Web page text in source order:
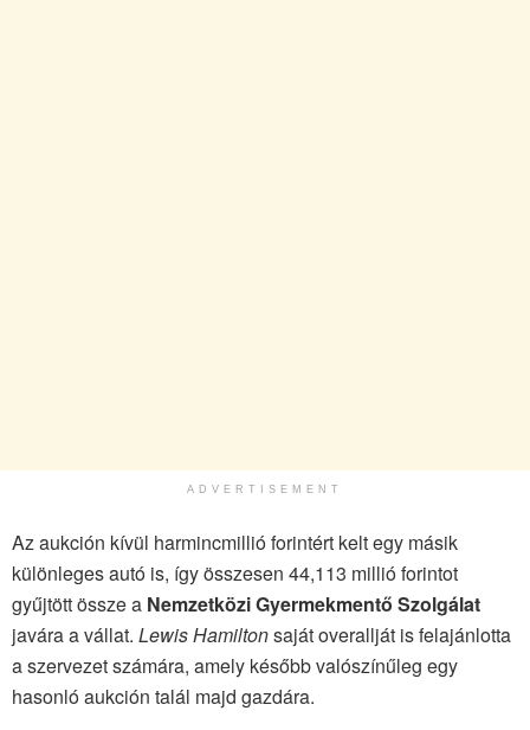
ADVERTISEMENT
Az aukción kívül harmincmillió forintért kelt egy másik
különleges autó is, így összesen 44,113 millió forintot
gyűjtött össze a Nemzetközi Gyermekmentő Szolgálat
javára a vállat. Lewis Hamiltonsaját overallját is felajánlotta
a szervezet számára, amely később valószínűleg egy
hasonló aukción talál majd gazdára.